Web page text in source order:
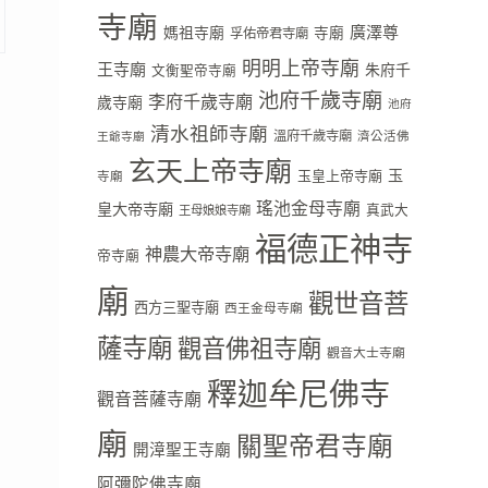
寺廟 媽祖寺廟 孚佑帝君寺廟 寺廟 廣澤尊
王寺廟 文衡聖帝寺廟 明明上帝寺廟 朱府千
歲寺廟 李府千歲寺廟 池府千歲寺廟 池府
王爺寺廟 清水祖師寺廟 溫府千歲寺廟 濟公活佛
寺廟 玄天上帝寺廟 玉皇上帝寺廟 玉
皇大帝寺廟 王母娘娘寺廟 瑤池金母寺廟 真武大
帝寺廟 神農大帝寺廟 福德正神寺
廟 西方三聖寺廟 西王金母寺廟 觀世音菩
薩寺廟觀音佛祖寺廟 觀音大士寺廟
觀音菩薩寺廟 釋迦牟尼佛寺
廟 開漳聖王寺廟 關聖帝君寺廟